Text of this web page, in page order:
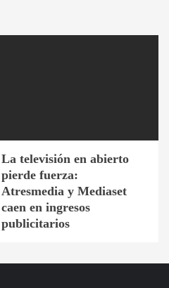
La televisión en abierto
pierde fuerza:
Atresmedia y Mediaset
caen en ingresos
publicitarios